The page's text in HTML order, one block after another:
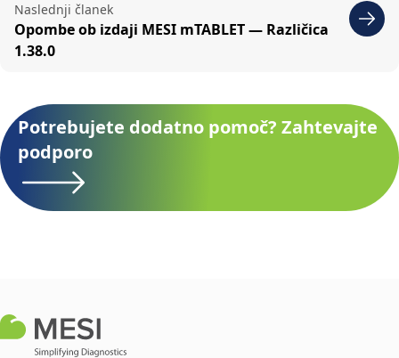
Naslednji članek
Opombe ob izdaji MESI mTABLET — Različica
1.38.0
Potrebujete dodatno pomoč? Zahtevajte
podporo